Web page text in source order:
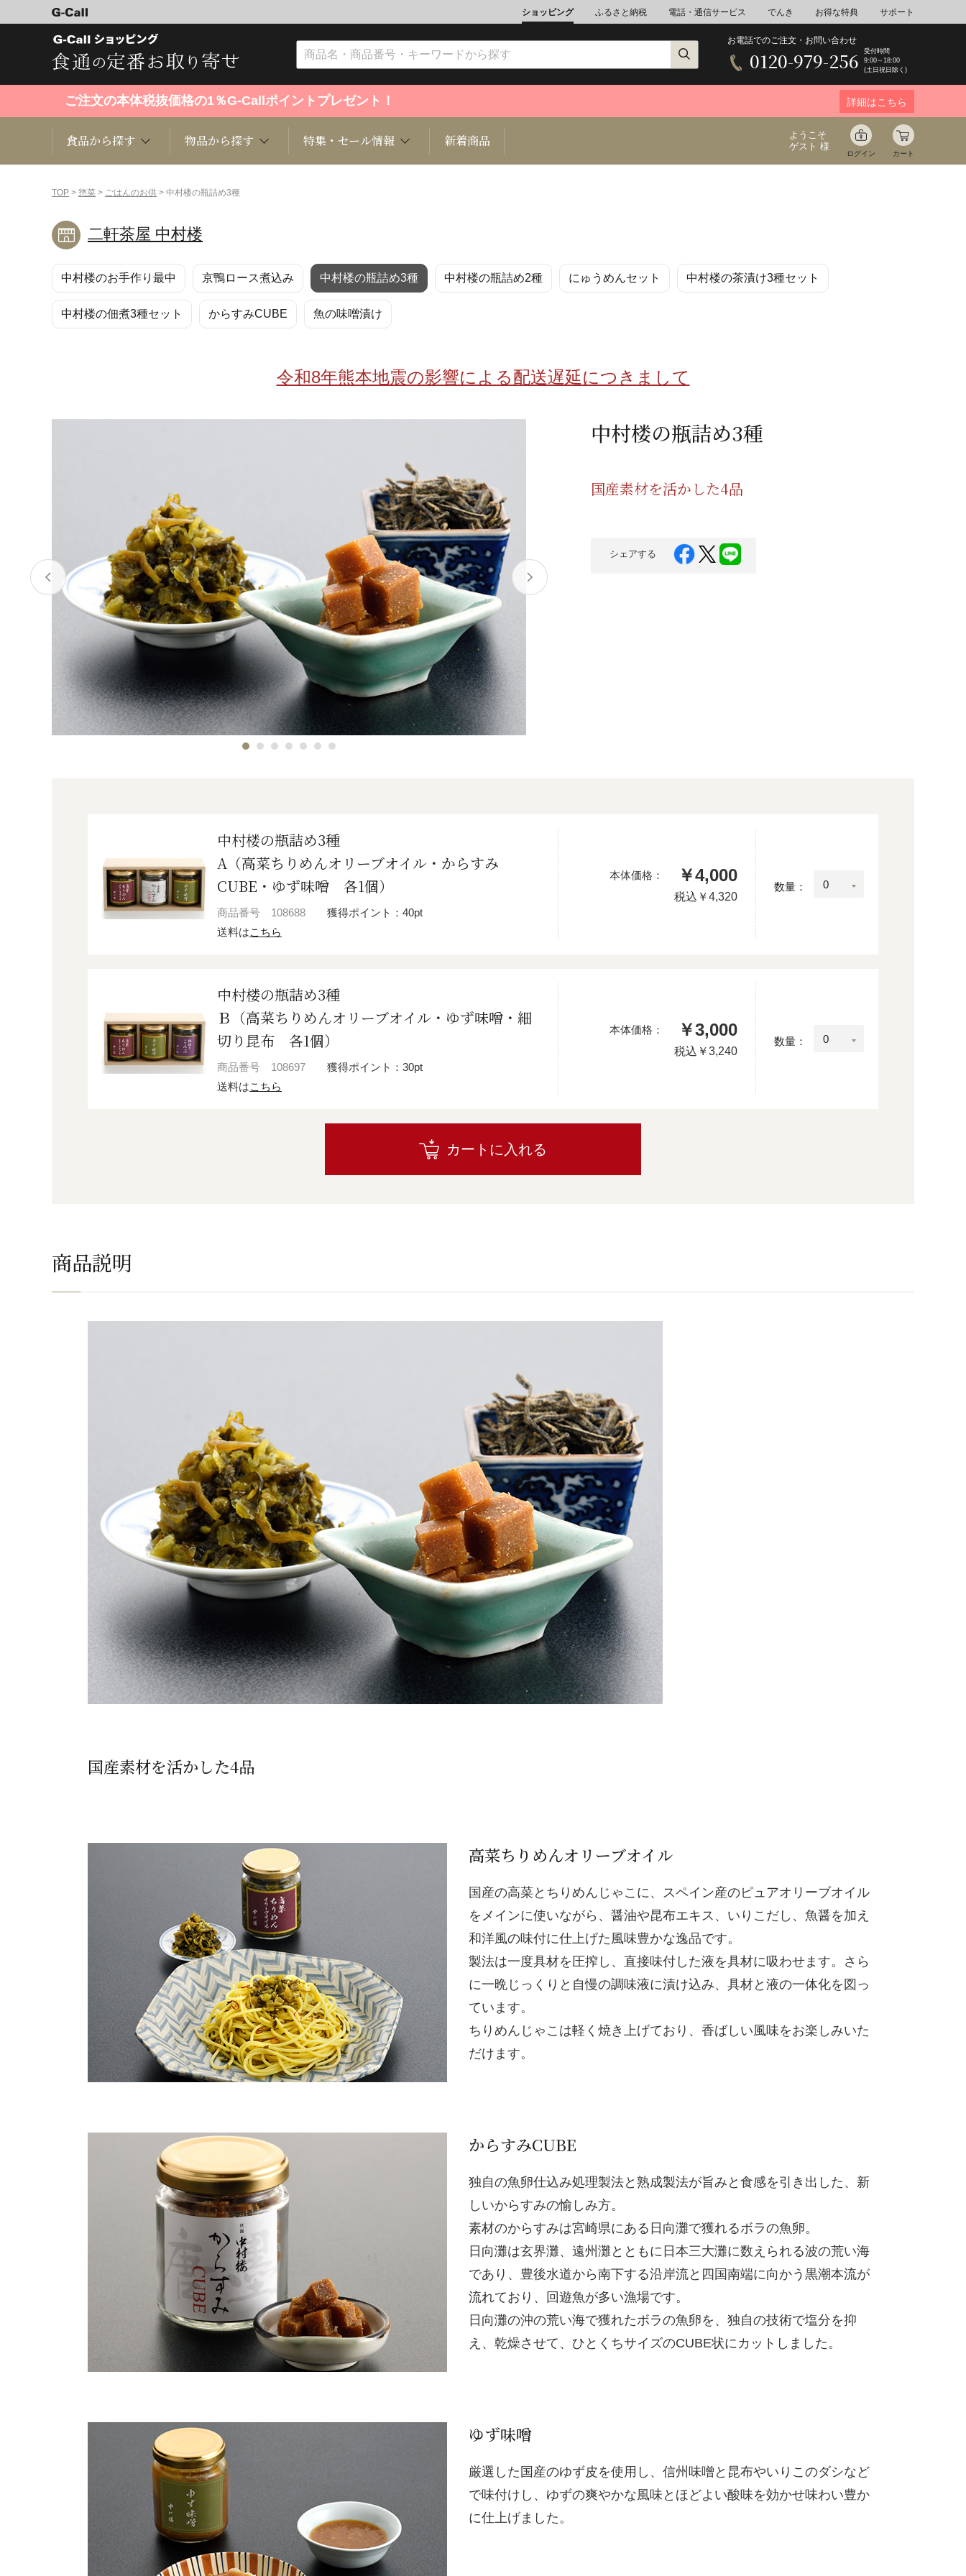
ショッピング ふるさと納税 電話・通信サービス でんき お得な特典 サポート
お電話でのご注文・お問い合わせ
0120-979-256
受付時間
9:00～18:00
(土日祝日除く)
ご注文の本体税抜価格の1％G-Callポイントプレゼント！ 詳細はこちら
食品から探す
くだもの
洋菓子 和菓子 総菜 麺類/つゆ ミネラルウォーター
お酒 珈琲/茶/ドリンク
旬の食材 ギフト 豊洲お取り寄せ
産地検索
物品から探す
趣味・雑貨
キッチン用品 ファッション 定期購読雑誌 書籍 音楽
家電 キッズベビー
ペット関連
特集・セール情報 新着商品
ようこそ
ゲスト 様
ログイン カート
TOP > 惣菜 > ごはんのお供 > 中村楼の瓶詰め3種
二軒茶屋 中村楼
中村楼のお手作り最中 京鴨ロース煮込み 中村楼の瓶詰め3種 中村楼の瓶詰め2種 にゅうめんセット 中村楼の茶漬け3種セット
中村楼の佃煮3種セット からすみCUBE 魚の味噌漬け
令和8年熊本地震の影響による配送遅延につきまして
中村楼の瓶詰め3種
国産素材を活かした4品
シェアする
中村楼の瓶詰め3種
A（高菜ちりめんオリーブオイル・からすみ
CUBE・ゆず味噌 各1個）
商品番号 108688
獲得ポイント：40pt
送料はこちら
本体価格： ￥4,000
税込 ￥4,320
数量：
中村楼の瓶詰め3種
Ｂ（高菜ちりめんオリーブオイル・ゆず味噌・細
切り昆布 各1個）
商品番号 108697
獲得ポイント：30pt
送料はこちら
本体価格： ￥3,000
税込 ￥3,240
数量：
カートに入れる
商品説明
国産素材を活かした4品
高菜ちりめんオリーブオイル
国産の高菜とちりめんじゃこに、スペイン産のピュアオリーブオイル
をメインに使いながら、醤油や昆布エキス、いりこだし、魚醤を加え
和洋風の味付に仕上げた風味豊かな逸品です。
製法は一度具材を圧搾し、直接味付した液を具材に吸わせます。さら
に一晩じっくりと自慢の調味液に漬け込み、具材と液の一体化を図っ
ています。
ちりめんじゃこは軽く焼き上げており、香ばしい風味をお楽しみいた
だけます。
からすみCUBE
独自の魚卵仕込み処理製法と熟成製法が旨みと食感を引き出した、新
しいからすみの愉しみ方。
素材のからすみは宮崎県にある日向灘で獲れるボラの魚卵。
日向灘は玄界灘、遠州灘とともに日本三大灘に数えられる波の荒い海
であり、豊後水道から南下する沿岸流と四国南端に向かう黒潮本流が
流れており、回遊魚が多い漁場です。
日向灘の沖の荒い海で獲れたボラの魚卵を、独自の技術で塩分を抑
え、乾燥させて、ひとくちサイズのCUBE状にカットしました。
ゆず味噌
厳選した国産のゆず皮を使用し、信州味噌と昆布やいりこのダシなど
で味付けし、ゆずの爽やかな風味とほどよい酸味を効かせ味わい豊か
に仕上げました。